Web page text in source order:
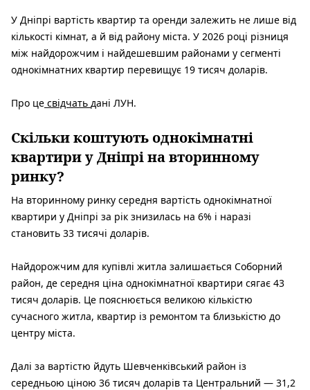
У Дніпрі вартість квартир та оренди залежить не лише від
кількості кімнат, а й від району міста. У 2026 році різниця
між найдорожчим і найдешевшим районами у сегменті
однокімнатних квартир перевищує 19 тисяч доларів.
Про це свідчать дані ЛУН.
Скільки коштують однокімнатні
квартири у Дніпрі на вторинному
ринку?
На вторинному ринку середня вартість однокімнатної
квартири у Дніпрі за рік знизилась на 6% і наразі
становить 33 тисячі доларів.
Найдорожчим для купівлі житла залишається Соборний
район, де середня ціна однокімнатної квартири сягає 43
тисяч доларів. Це пояснюється великою кількістю
сучасного житла, квартир із ремонтом та близькістю до
центру міста.
Далі за вартістю йдуть Шевченківський район із
середньою ціною 36 тисяч доларів та Центральний — 31,2